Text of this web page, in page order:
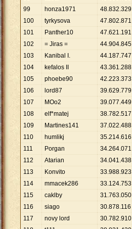
99
honza1971 48.832.329
100
tyrkysova 47.802.871
101
Panther10 47.621.191
102
= Jiras = 44.904.845
103
Kanibal I. 44.187.747
104
kefalos II 43.361.288
105
phoebe90 42.223.373
106
lord87 39.629.779
107
MOo2 39.077.449
108
elf*matej 38.782.517
109
Martines141 37.022.488
110
humlikj 35.214.616
111
Porgan 34.264.071
112
Atarian 34.041.438
113
Konvito 33.988.923
114
mmacek286 33.124.753
115
caklby 31.763.050
116
siago 30.878.116
117
novy lord 30.782.910